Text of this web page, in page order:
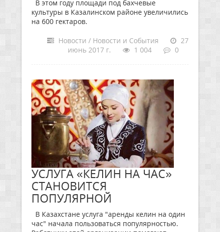
В этом году площади под бахчевые
культуры в Казалинском районе увеличились
на 600 гектаров.
Новости / Новости и События
27
июнь 2017 г.
1 004 0
УСЛУГА «КЕЛИН НА ЧАС»
СТАНОВИТСЯ
ПОПУЛЯРНОЙ
В Казахстане услуга "аренды келин на один
час" начала пользоваться популярностью.